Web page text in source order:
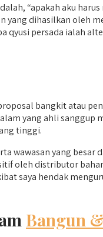
“apakah aku
yang dihasilkan oleh
persada ialah
bangkit atau
yang ahli
tinggi.
wawasan yang besar
oleh distributor
saya hendak
Bangun